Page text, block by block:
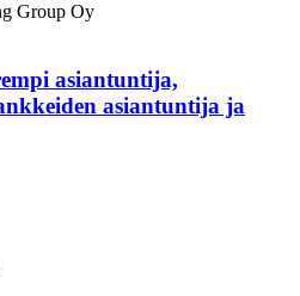
Group Oy
asiantuntija,
asiantuntija ja